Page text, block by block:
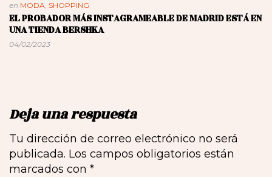
en MODA, SHOPPING
EL PROBADOR MÁS INSTAGRAMEABLE DE MADRID ESTÁ EN
UNA TIENDA BERSHKA
04/02/2023
Deja una respuesta
Tu dirección de correo electrónico no será
publicada. Los campos obligatorios están
marcados con *